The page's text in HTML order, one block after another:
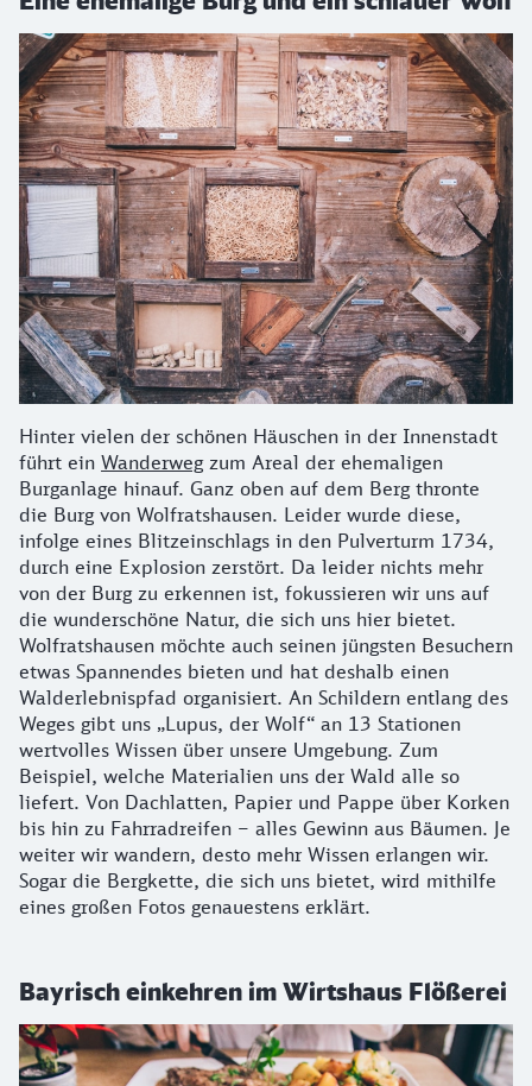
Hinter vielen der schönen Häuschen in der Innenstadt
führt ein Wanderwegzum Areal der ehemaligen
Burganlage hinauf. Ganz oben auf dem Berg thronte
die Burg von Wolfratshausen. Leider wurde diese,
infolge eines Blitzeinschlags in den Pulverturm 1734,
durch eine Explosion zerstört. Da leider nichts mehr
von der Burg zu erkennen ist, fokussieren wir uns auf
die wunderschöne Natur, die sich uns hier bietet.
Wolfratshausen möchte auch seinen jüngsten Besuchern
etwas Spannendes bieten und hat deshalb einen
Walderlebnispfad organisiert. An Schildern entlang des
Weges gibt uns „Lupus, der Wolf“ an 13 Stationen
wertvolles Wissen über unsere Umgebung. Zum
Beispiel, welche Materialien uns der Wald alle so
liefert. Von Dachlatten, Papier und Pappe über Korken
bis hin zu Fahrradreifen – alles Gewinn aus Bäumen. Je
weiter wir wandern, desto mehr Wissen erlangen wir.
Sogar die Bergkette, die sich uns bietet, wird mithilfe
eines großen Fotos genauestens erklärt.
Bayrisch einkehren im Wirtshaus Flößerei